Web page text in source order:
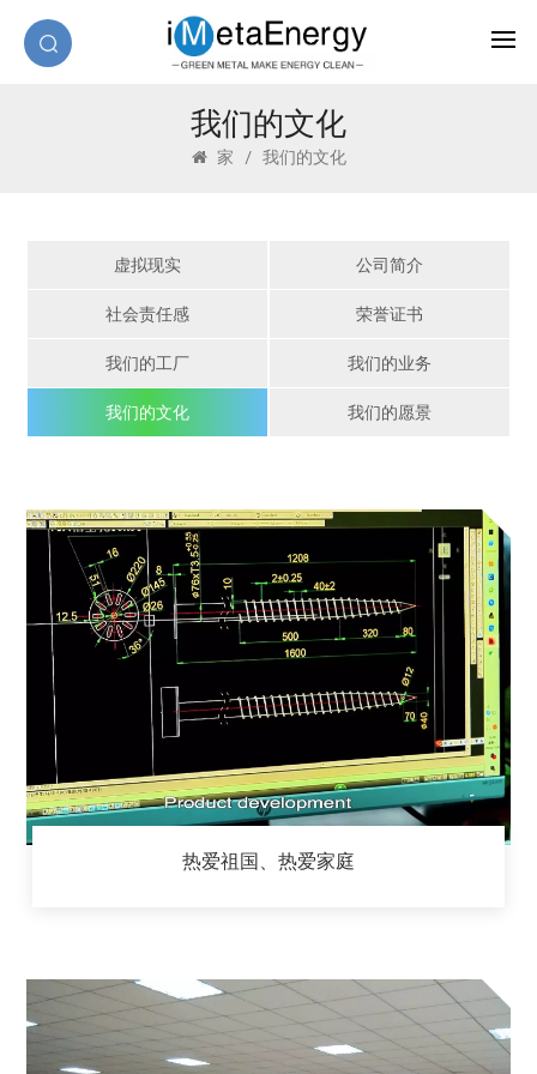
我们的文化
家 / 我们的文化
虚拟现实 公司简介
社会责任感 荣誉证书
我们的工厂 我们的业务
我们的文化 我们的愿景
热爱祖国、热爱家庭